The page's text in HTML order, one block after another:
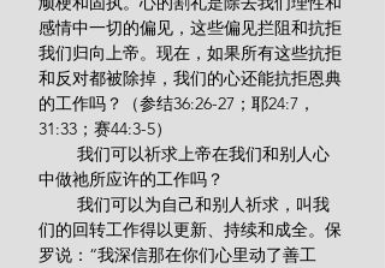
感情中一切的偏见，这些偏见拦阻和抗拒
我们归向上帝。现在，如果所有这些抗拒
和反对都被除掉，我们的心还能抗拒恩典
的工作吗？（参结36:26-27；耶24:7，
31:33；赛44:3-5）
中做祂所应许的工作吗？
们的回转工作得以更新、持续和成全。保
罗说：“我深信那在你们心里动了善工